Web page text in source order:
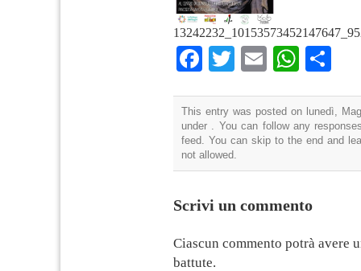
Facebook
Twitter
Email
This entry was posted on lunedì,
under . You can follow any
feed. You can skip to the end and
not allowed.
Scrivi un commento
Ciascun commento potrà avere
battute.